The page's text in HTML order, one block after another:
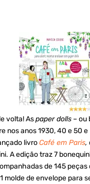
volta! Aspaper dolls – ou
nos anos 1930, 40 e 50
livroCafé em Paris,
A edição traz 7
de 145 peças
molde de envelope para